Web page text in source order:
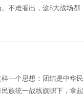
不难看出，这6大战场都
一个思想：团结是中华民
族统一战线旗帜下，拿起